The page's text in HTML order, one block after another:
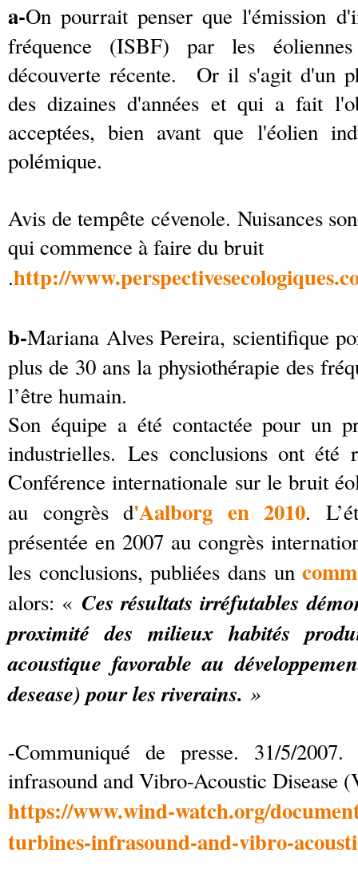
a-On pourrait penser que l'émission
fréquence (ISBF) par les
découverte récente. Or il s'agit d'un
des dizaines d'années et qui a fait
acceptées, bien avant que l'éolien
polémique.
Avis de tempête cévenole. Nuisances
qui commence à faire du bruit
.http://
b-Mariana Alves Pereira, scientifique
plus de 30 ans la physiothérapie des
l’être humain.
Son équipe a été contactée pour un
industrielles. Les conclusions ont été
Conférence internationale sur le bruit
au congrès d'Aalborg en 2010.
présentée en 2007 au congrès
les conclusions, publiées dans un
alors: « Ces résultats irréfutables
proximité des milieux habités
acoustique favorable au
desease) pour les riverains. »
-Communiqué de presse. 31/5/
infrasound and Vibro-Acoustic Disease
https://www.wind-watch.org/
turbines-infrasound-and-vibro-